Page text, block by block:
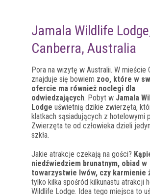
Jamala Wildlife
Canberra, Australia
Pora na wizytę w Australii. W mieście
znajduje się bowiem zoo, które w
ofercie ma również noclegi dla
odwiedzających. Pobyt w Jamala
Lodge uświetnią dzikie zwierzęta,
klatkach sąsiadujących z hotelowymi
Zwierzęta te od człowieka dzieli
szkła.
Jakie atrakcje czekają na gości?
niedźwiedziem brunatnym, obiad w
towarzystwie lwów, czy karmienie
tylko kilka spośród kilkunastu atrakcji
Wildlife Lodge. Idea tego miejsca to